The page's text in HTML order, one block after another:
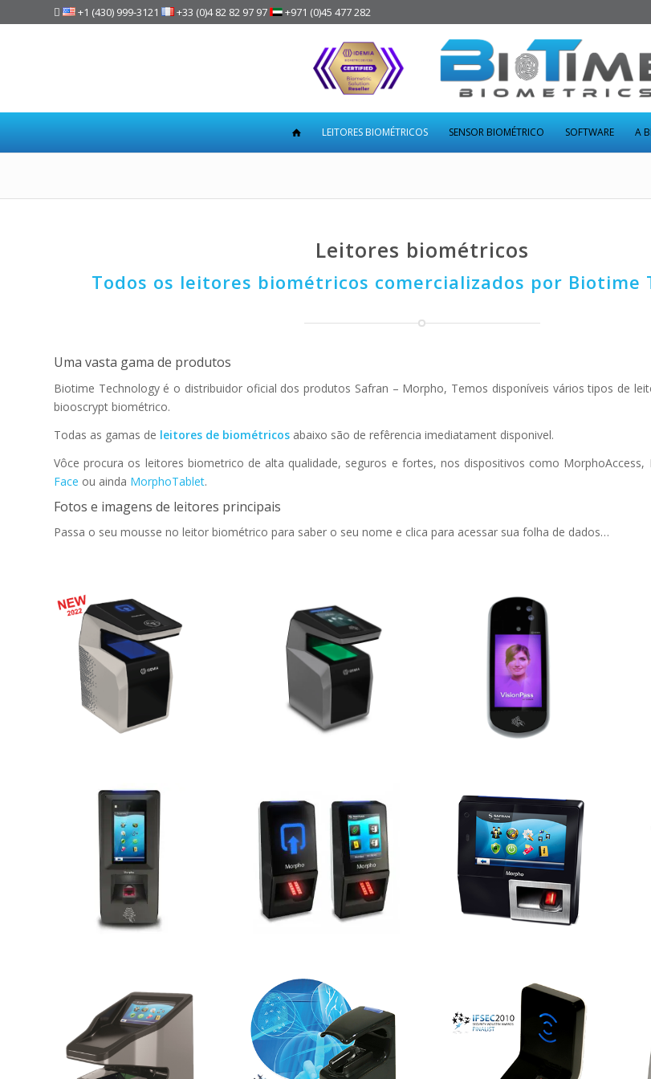
 +1 (430) 999-3121 +33 (0)4 82 82 97 97 +971 (0)45 477 282
LEITORES BIOMÉTRICOS SENSOR BIOMÉTRICO SOFTWARE A
Leitores biométricos
Todos os leitores biométricos comercializados por Biotime
Uma vasta gama de produtos
Biotime Technology é o distribuidor oficial dos produtos Safran – Morpho, Temos disponíveis vários tipos de
biooscrypt biométrico.
Todas as gamas de leitores de biométricos abaixo são de refêrencia imediatament disponivel.
Vôce procura os leitores biometrico de alta qualidade, seguros e fortes, nos dispositivos como MorphoAccess,
Face ou ainda MorphoTablet.
Fotos e imagens de leitores principais
Passa o seu mousse no leitor biométrico para saber o seu nome e clica para acessar sua folha de dados…
MorphoWave™ SP
MorphoWave™ XP /
Compact
VisionPass
MorphoAccess®
Sigma Extreme Series
MorphoAccess®
SIGMA Lite séries
MorphoAccess® Série
SIGMA
MorphoWave
MorphoAccess® Série
VP
MorphoAccess® Série
J